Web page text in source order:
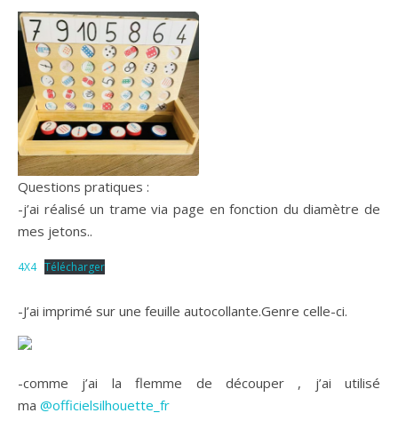
Questions pratiques :
-j’ai réalisé un trame via page en fonction du diamètre de
mes jetons..
4X4 Télécharger
-J’ai imprimé sur une feuille autocollante.Genre celle-ci.
-comme j’ai la flemme de découper , j’ai utilisé
ma @officielsilhouette_fr